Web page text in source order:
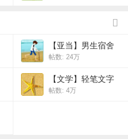
【亚当】男生宿舍
帖数: 24万
【文学】轻笔文字
帖数: 4万